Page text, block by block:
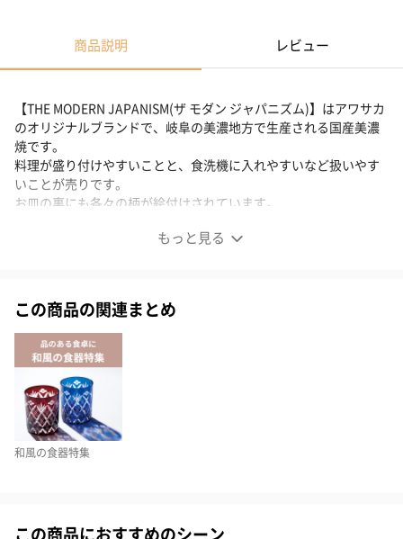
商品説明 レビュー
もっと見る
【THE MODERN JAPANISM(ザ モダン ジャパニズム)】はアワサカ
のオリジナルブランドで、岐阜の美濃地方で生産される国産美濃
焼です。
料理が盛り付けやすいことと、食洗機に入れやすいなど扱いやす
いことが売りです。
お皿の裏にも各々の柄が絵付けされています。
komon クープスープセット
少し小ぶりな深皿は女性の意見でお作りしました。
料理が盛り付けやすいことと、食洗機に入れやすいなど扱いやす
いことが売りです。
扱いやすさが売り
この商品の関連まとめ
和風の食器特集
この商品におすすめのシーン